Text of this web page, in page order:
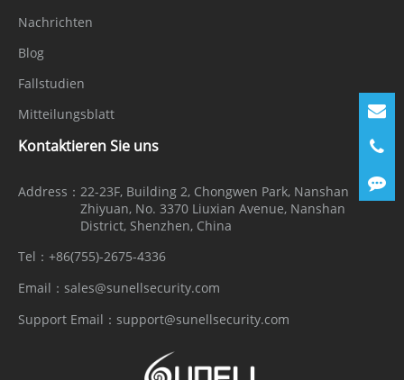
Nachrichten
Blog
Fallstudien
Mitteilungsblatt
Kontaktieren Sie uns
Address： 22-23F, Building 2, Chongwen Park, Nanshan
Zhiyuan, No. 3370 Liuxian Avenue, Nanshan
District, Shenzhen, China
Tel： +86(755)-2675-4336
Email： sales@sunellsecurity.com
Support Email： support@sunellsecurity.com